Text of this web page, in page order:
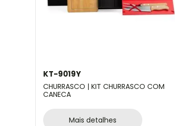
KT-9019Y
CHURRASCO | KIT CHURRASCO COM
CANECA
Mais detalhes